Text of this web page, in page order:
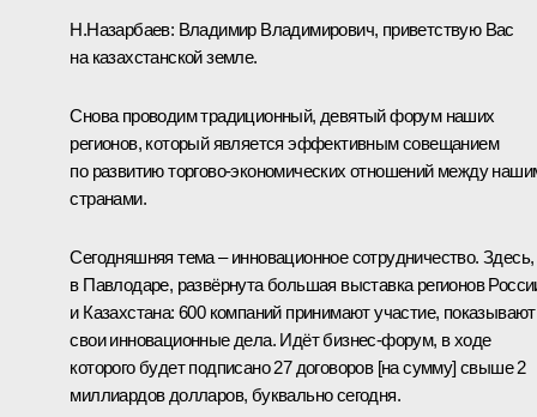
Н.Назарбаев: Владимир Владимирович, приветствую Вас
на казахстанской земле.
Снова проводим традиционный, девятый форум наших
регионов, который является эффективным совещанием
по развитию торгово-экономических отношений между
странами.
Сегодняшняя тема – инновационное сотрудничество. Здесь,
в Павлодаре, развёрнута большая выставка регионов
и Казахстана: 600 компаний принимают участие, показывают
свои инновационные дела. Идёт бизнес-форум, в ходе
которого будет подписано 27 договоров [на сумму] свыше 2
миллиардов долларов, буквально сегодня.